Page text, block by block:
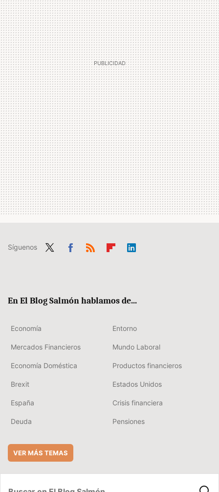
Síguenos
En El Blog Salmón hablamos de...
Economía Entorno
Mercados Financieros Mundo Laboral
Economía Doméstica Productos financieros
Brexit Estados Unidos
España Crisis financiera
Deuda Pensiones
VER MÁS TEMAS